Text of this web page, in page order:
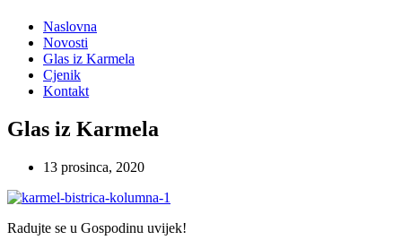
Naslovna
Novosti
Glas iz Karmela
Cjenik
Kontakt
Glas iz Karmela
13 prosinca, 2020
Radujte se u Gospodinu uvijek!